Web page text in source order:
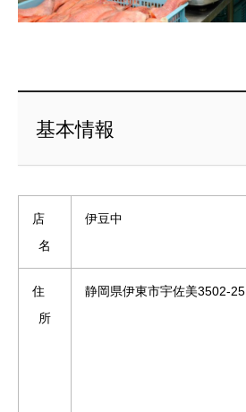
基本情報
店
名
伊豆中
住
所
静岡県伊東市宇佐美3502-25